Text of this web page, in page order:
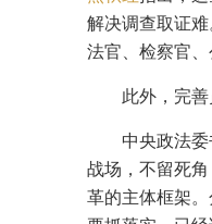
解决调查取证
法官、检察官
此外，完
中央政法
战场，不留死
革的主体框架